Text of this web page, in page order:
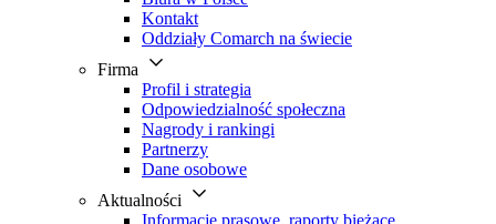
Kontakt
Oddziały Comarch na świecie
Firma
Profil i strategia
Odpowiedzialność społeczna
Nagrody i rankingi
Partnerzy
Dane osobowe
Aktualności
Informacje prasowe, raporty bieżące